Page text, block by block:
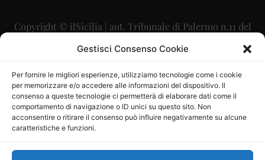
Gestisci Consenso Cookie
Per fornire le migliori esperienze, utilizziamo tecnologie come i cookie
per memorizzare e/o accedere alle informazioni del dispositivo. Il
consenso a queste tecnologie ci permetterà di elaborare dati come il
comportamento di navigazione o ID unici su questo sito. Non
acconsentire o ritirare il consenso può influire negativamente su alcune
caratteristiche e funzioni.
Copyright © ilSicilia | aut. Tribunale di Palermo n.11 del
29/09/2015
Direttore Editoriale: Maurizio Scaglione
Direttore Responsabile: Maria Calabrese